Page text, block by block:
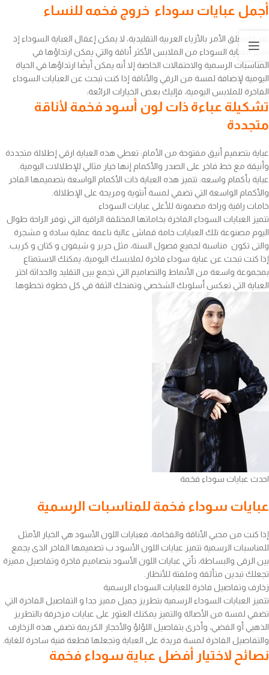
أجمل عبايات سوداء خروج فخمه للنساء
عندما يتعلق الأمر بالأزياء العربية التقليدية، لا يمكن إغفال العباية السوداء إذ
تعتبر العباية السوداء من الملابس الأكثر أناقة والتي يمكن ارتداؤها في
المناسبات الرسمية والاحتفالات الخاصة إلا أنه يمكن أيضًا ارتداؤها في الحياة
اليومية لإضافة لمسة من الرقي والأناقة إذا كنت تبحث عن العبايات السوداء
الفاخرة للملابس اليومية، فإليك بعض الخيارات الرائعة:
تشكيلة عباءة ذات لون أسود فخمة لأناقة
متجددة
عباية بتصميم أنيق مفتوحة من الأمام: تعطي هذه العباية ارقي إطلالة متجددة
وأنيقة مع خط فاخر على الصدر والأكمام إنها خيار مثالي للإطلالات اليومية.
عباية بأكمام واسعه: تتميز هذه العباية ذات الأكمام الواسعة بتصميمها الفاخر
والأكمام الواسعة التي تضفي لمسة أنثوية ومريحة على الإطلالة.
خامات راقية وراحة مضمونة للأعلى عبايات السوداء
تتميز العبايات السوداء الفاخرة بخاماتها المختلفة الراقية التي توفر الراحة طوال
اليوم مصنوعة تلك العبايات خامة قماش عالية ناعمة عملية سادة و مشجرة
والتى تكون مناسبة لجميع فصول السنة، مثل حرير و شيفون و كتان و كريب.
إذا كنت تبحث عن عباية سوداء فاخرة لملابسك اليومية، يمكنك الاستمتاع
بمجموعة واسعة من الأنماط والتصاميم التي تجمع بين التقليد والحداثة اختر
العباية التي تعكس أسلوبك الشخصي وتمنحك الثقة في كل خطوة تخطوها.
احدث عبايات سوداء فخمة
عبايات سوداء فخمة للمناسبات الرسمية
إذا كنت من محبي الأناقة والفخامة، فعبايات اللون الأسود هي الخيار الأمثل
للمناسبات الرسمية تتميز عبايات اللون الأسود ب تصميمها الفاخر الذى يجمع
بين الرقى والبساطة، تأتي عبايات اللون الأسود بتصاميم فاخرة وتفاصيل مميزة
تجعلك تبدين متألقة وملفتة للأنظار.
زخارف وتفاصيل فاخرة للعبايات السوداء الرسمية
تتميز العبايات السوداء الرسمية بتطريز جميل مميز جدا و التفاصيل الفاخرة التي
تضفي لمسة من الأصالة والتميز يمكنك العثور على عبايات مزخرفة بالتطريز
الذهبي أو الفضي، وأخرى بتفاصيل اللؤلؤ والأحجار الكريمة تضفي هذه الزخارف
والتفاصيل الفاخرة لمسة فريدة على العباية وتجعلها قطعة فنية ساحرة للغاية.
نصائح لاختيار أفضل عباية سوداء فخمة